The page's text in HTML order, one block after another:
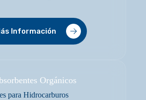
Información
Orgánicos